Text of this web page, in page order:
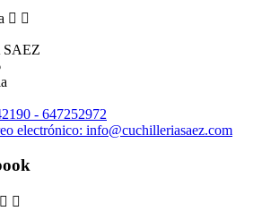
 
- 647252972
electrónico: info@cuchilleriasaez.com
 